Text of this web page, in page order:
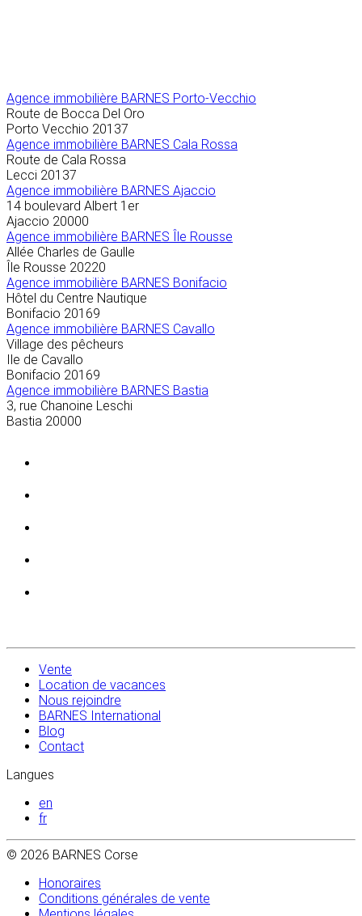
Agence immobilière BARNES Porto-Vecchio
Route de Bocca Del Oro
Porto Vecchio 20137
Agence immobilière BARNES Cala Rossa
Route de Cala Rossa
Lecci 20137
Agence immobilière BARNES Ajaccio
14 boulevard Albert 1er
Ajaccio 20000
Agence immobilière BARNES Île Rousse
Allée Charles de Gaulle
Île Rousse 20220
Agence immobilière BARNES Bonifacio
Hôtel du Centre Nautique
Bonifacio 20169
Agence immobilière BARNES Cavallo
Village des pêcheurs
Ile de Cavallo
Bonifacio 20169
Agence immobilière BARNES Bastia
3, rue Chanoine Leschi
Bastia 20000
Vente
Location de vacances
Nous rejoindre
BARNES International
Blog
Contact
Langues
en
fr
© 2026 BARNES Corse
Honoraires
Conditions générales de vente